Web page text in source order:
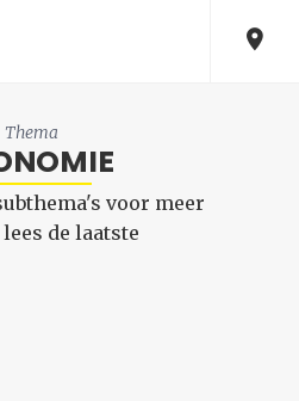
Thema
voor meer
de laatste